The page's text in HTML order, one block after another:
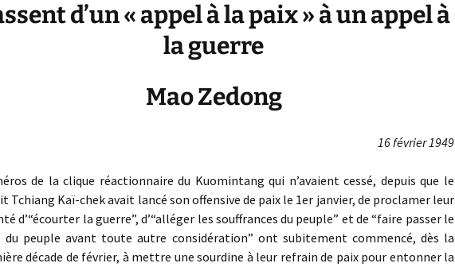
d’un « appel à la paix » à un appel à
la guerre
Mao Zedong
16 février 1949
de la clique réactionnaire du Kuomintang qui n’avaient cessé, depuis que le
Tchiang Kaï-chek avait lancé son offensive de paix le 1er janvier, de proclamer leur
d’“écourter la guerre”, d’“alléger les souffrances du peuple” et de “faire passer le
du peuple avant toute autre considération” ont subitement commencé, dès la
décade de février, à mettre une sourdine à leur refrain de paix pour entonner la